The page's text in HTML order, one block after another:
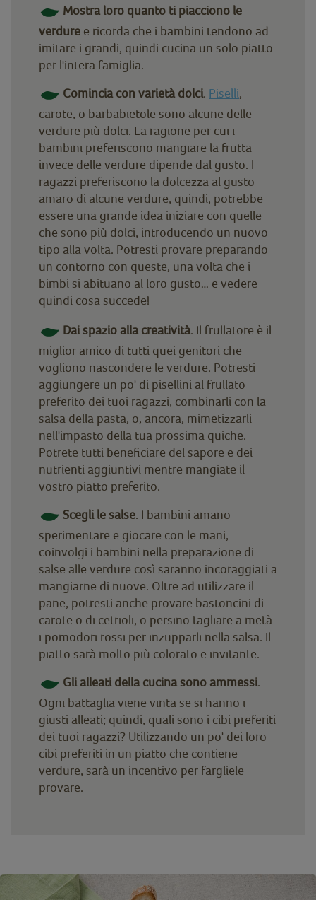
Mostra loro quanto ti piacciono le
verdure e ricorda che i bambini tendono ad
imitare i grandi, quindi cucina un solo piatto
per l'intera famiglia.
Comincia con varietà dolci. Piselli,
carote, o barbabietole sono alcune delle
verdure più dolci. La ragione per cui i
bambini preferiscono mangiare la frutta
invece delle verdure dipende dal gusto. I
ragazzi preferiscono la dolcezza al gusto
amaro di alcune verdure, quindi, potrebbe
essere una grande idea iniziare con quelle
che sono più dolci, introducendo un nuovo
tipo alla volta. Potresti provare preparando
un contorno con queste, una volta che i
bimbi si abituano al loro gusto… e vedere
quindi cosa succede!
Dai spazio alla creatività. Il frullatore è il
miglior amico di tutti quei genitori che
vogliono nascondere le verdure. Potresti
aggiungere un po' di pisellini al frullato
preferito dei tuoi ragazzi, combinarli con la
salsa della pasta, o, ancora, mimetizzarli
nell'impasto della tua prossima quiche.
Potrete tutti beneficiare del sapore e dei
nutrienti aggiuntivi mentre mangiate il
vostro piatto preferito.
Scegli le salse. I bambini amano
sperimentare e giocare con le mani,
coinvolgi i bambini nella preparazione di
salse alle verdure così saranno incoraggiati a
mangiarne di nuove. Oltre ad utilizzare il
pane, potresti anche provare bastoncini di
carote o di cetrioli, o persino tagliare a metà
i pomodori rossi per inzupparli nella salsa. Il
piatto sarà molto più colorato e invitante.
Gli alleati della cucina sono ammessi.
Ogni battaglia viene vinta se si hanno i
giusti alleati; quindi, quali sono i cibi preferiti
dei tuoi ragazzi? Utilizzando un po' dei loro
cibi preferiti in un piatto che contiene
verdure, sarà un incentivo per fargliele
provare.